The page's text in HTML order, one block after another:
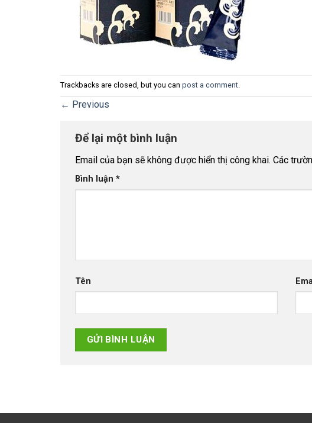
Trackbacks are closed, but you can post a comment
← Previous
Để lại một bình luận
Email của bạn sẽ không được hiển thị công khai. Các
Bình luận *
Tên